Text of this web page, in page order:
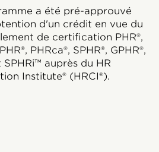
a été pré-approuvé
d'un crédit en vue du
de certification PHR®,
PHRca®, SPHR®, GPHR®,
SPHRi™ auprès du HR
Institute® (HRCI®).